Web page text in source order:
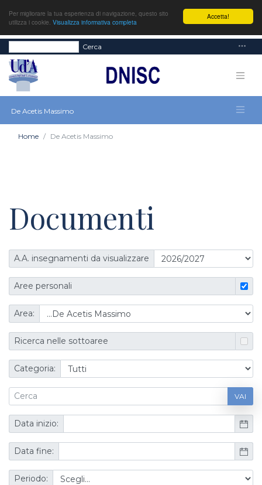
Accetta!
Per migliorare la tua esperienza di navigazione, questo sito
utilizza i cookie. Visualizza informativa completa
Cerca
De Acetis Massimo
Home De Acetis Massimo
Documenti
A.A. insegnamenti da visualizzare
Aree personali
Area:
Ricerca nelle sottoaree
Categoria:
VAI
Data inizio:
Data fine:
Periodo: